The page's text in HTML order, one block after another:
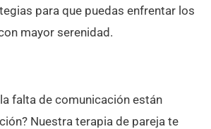
para que puedas enfrentar los
mayor serenidad.
falta de comunicación están
Nuestra terapia de pareja te